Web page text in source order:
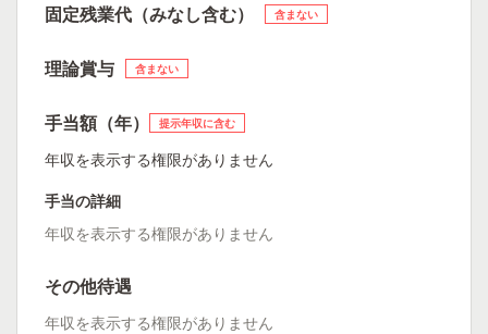
固定残業代（みなし含む） 含まない
理論賞与 含まない
手当額（年） 提示年収に含む
年収を表示する権限がありません
手当の詳細
年収を表示する権限がありません
その他待遇
年収を表示する権限がありません